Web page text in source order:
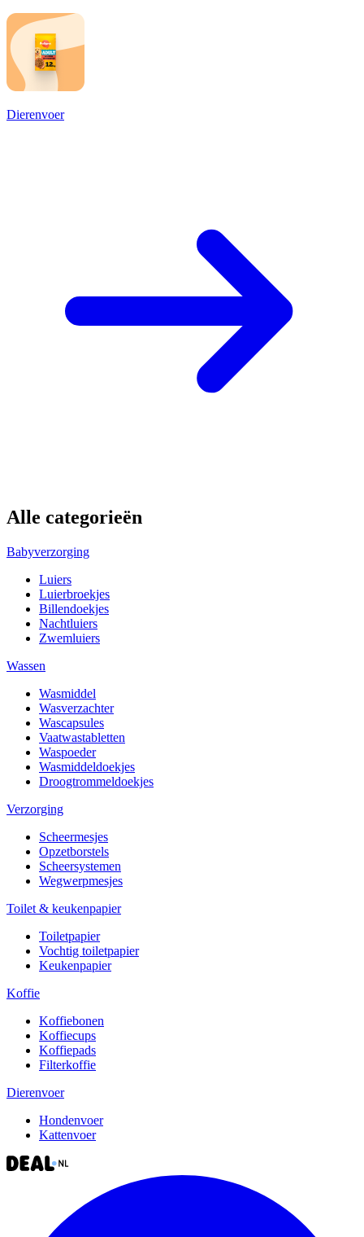
Dierenvoer
Alle categorieën
Babyverzorging
Luiers
Luierbroekjes
Billendoekjes
Nachtluiers
Zwemluiers
Wassen
Wasmiddel
Wasverzachter
Wascapsules
Vaatwastabletten
Waspoeder
Wasmiddeldoekjes
Droogtrommeldoekjes
Verzorging
Scheermesjes
Opzetborstels
Scheersystemen
Wegwerpmesjes
Toilet & keukenpapier
Toiletpapier
Vochtig toiletpapier
Keukenpapier
Koffie
Koffiebonen
Koffiecups
Koffiepads
Filterkoffie
Dierenvoer
Hondenvoer
Kattenvoer